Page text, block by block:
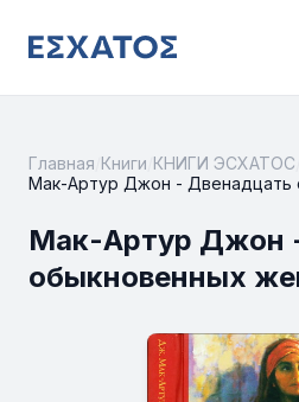
Главная Книги КНИГИ ЭСХАТОС
Мак-Артур Джон - Двенадцать
Мак-Артур Джон
обыкновенных